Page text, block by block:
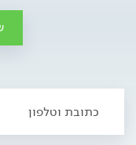
כתובת וטלפון